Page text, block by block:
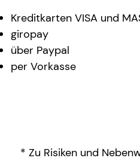
Kreditkarten VISA und
giropay
über Paypal
per Vorkasse
* Zu Risiken und